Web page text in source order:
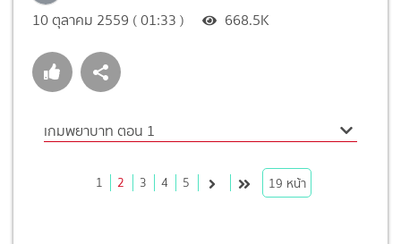
10 ตุลาคม 2559 ( 01:33 ) 668.5K
เกมพยาบาท ตอน 1
1 2 3 4 5 19 หน้า